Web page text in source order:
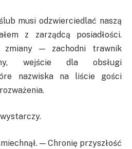
musi odzwierciedlać naszą
z zarządcą posiadłości.
zmiany — zachodni trawnik
wejście dla obsługi
nazwiska na liście gości
— Chronię przyszłość